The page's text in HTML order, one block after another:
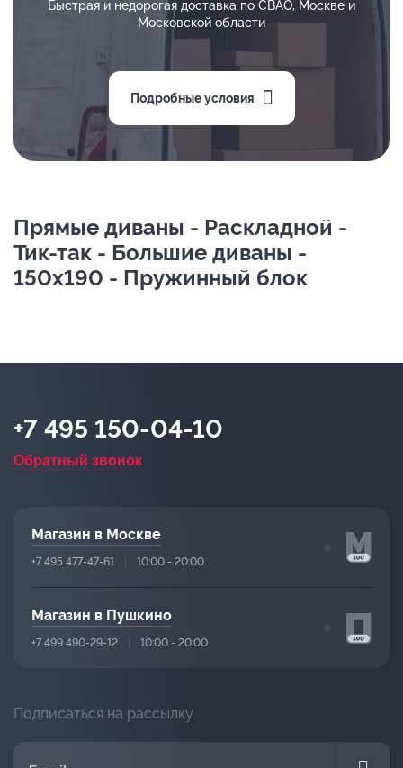
Быстрая и недорогая доставка по СВАО, Москве и
Московской области
Подробные условия
Прямые диваны - Раскладной -
Тик-так - Большие диваны -
150х190 - Пружинный блок
+7 495 150-04-10
Обратный звонок
Магазин в Москве
+7 495 477-47-61 10:00 - 20:00
Магазин в Пушкино
+7 499 490-29-12 10:00 - 20:00
Подписаться на рассылку